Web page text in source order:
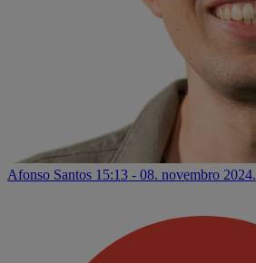
Afonso Santos 15:13 - 08. novembro 2024.